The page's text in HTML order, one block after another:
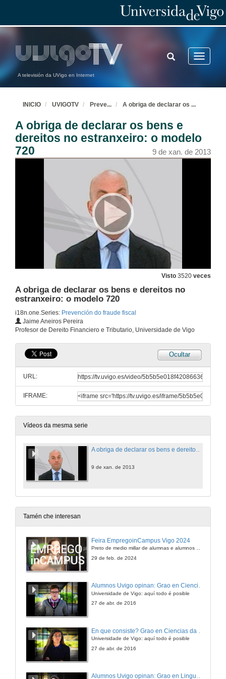
A televisión da UVigo en Internet
Toggle
TOGGLE
SEARCH
INICIO UVIGOTV Preve... A obriga de declarar os ...
A obriga de declarar os bens e
dereitos no estranxeiro: o modelo
720
9 de xan. de 2013
Visto 3520 veces
A obriga de declarar os bens e dereitos no
estranxeiro: o modelo 720
i18n.one.Series: Prevención do fraude fiscal
Jaime Aneiros Pereira
Profesor de Dereito Financiero e Tributario, Universidade de Vigo
Ocultar
URL:
IFRAME:
Vídeos da mesma serie
A obriga de declarar os bens e dereitos no estranxeiro: o modelo 720
9 de xan. de 2013
Tamén che interesan
Feira EmpregoinCampus Vigo 2024
Preto de medio millar de alumnas e alumnos buscan coñecer máis de preto as oportunidades que lles achegan as arredor de medio cento de empresas que participan na edición viguesa da feira. Xunto coa visita aos stands, durante a feria desenvólvense varias actividades complementarias, como obradoiros, conversas, mesas redondas ou o pasaporte de empregabilidade, un espazo no que poderán recibir asesoramento sobre o seu CV.
29 de feb. de 2024
Alumnos Uvigo opinan: Grao en Ciencias da Linguaxe e Estudos Literarios
Universidade de Vigo: aquí todo é posible
27 de abr. de 2016
Universidade de Vigo: aquí todo é posible
27 de abr. de 2016
Alumnos Uvigo opinan: Grao en Linguas Estranxeiras